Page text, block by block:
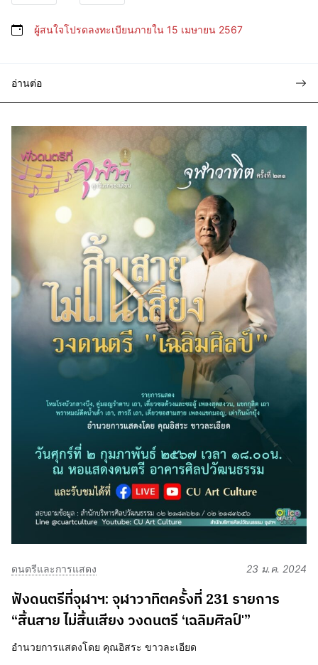
ผู้สนใจโปรดลงทะเบียนภายใน 15 เมษายน 2567
อ่านต่อ
ดนตรีและการแสดง 23 ม.ค. 2024
ฟังดนตรีที่จุฬาฯ: จุฬาวาทิตครั้งที่ 231 รายการ
“สิ้นสาย ไม่สิ้นเสียง วงดนตรี ‘เฉลิมศิลป์'”
อำนวยการแสดงโดย คุณอิสระ ขาวละเอียด